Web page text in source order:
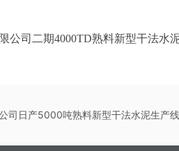
公司二期4000TD熟料新型干法水
司日产5000吨熟料新型干法水泥生产